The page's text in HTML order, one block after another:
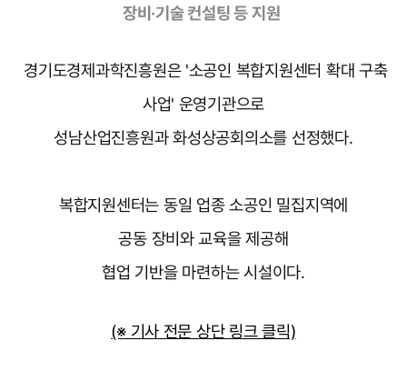
장비·기술 컨설팅 등 지원
경기도경제과학진흥원은 '소공인 복합지원센터 확대 구축
사업' 운영기관으로
성남산업진흥원과 화성상공회의소를 선정했다.
복합지원센터는 동일 업종 소공인 밀집지역에
공동 장비와 교육을 제공해
협업 기반을 마련하는 시설이다.
(※ 기사 전문 상단 링크 클릭)